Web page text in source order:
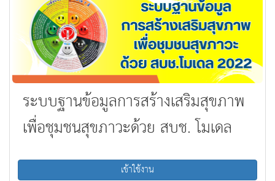
ระบบฐานข้อมูลการสร้างเสริมสุขภาพ
เพื่อชุมชนสุขภาวะด้วย สบช. โมเดล
2022
เข้าใช้งาน